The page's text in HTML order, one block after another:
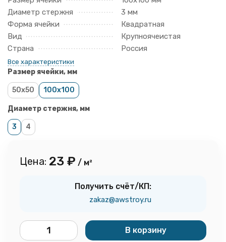
Диаметр стержня
3 мм
Форма ячейки
Квадратная
Вид
Крупноячеистая
Страна
Россия
Все характеристики
Размер ячейки, мм
50x50 100x100
Диаметр стержня, мм
3 4
Цена: 23 ₽ / м²
Получить счёт/КП:
zakaz@awstroy.ru
В корзину